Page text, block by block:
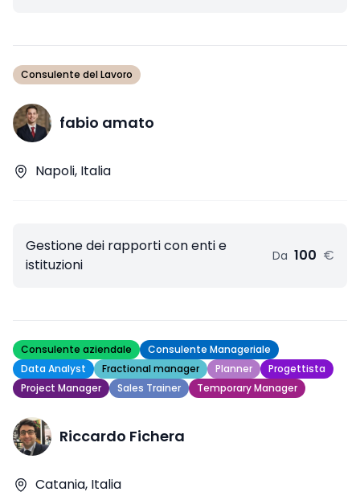
Consulente del Lavoro
fabio amato
Napoli, Italia
Gestione dei rapporti con enti e
istituzioni
Da 100 €
Consulente aziendale
Consulente Manageriale
Data Analyst
Fractional manager Planner
Progettista
Project Manager
Sales Trainer Temporary Manager
Riccardo Fichera
Catania, Italia